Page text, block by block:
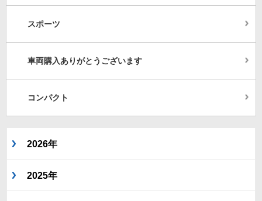
スポーツ
車両購入ありがとうございます
コンパクト
2026年
2025年